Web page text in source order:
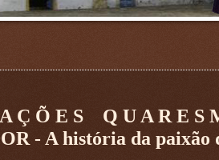
Ç Õ E S Q U A R E S
- A história da